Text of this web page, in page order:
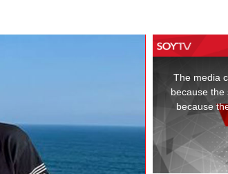
window.
The media
because the
because